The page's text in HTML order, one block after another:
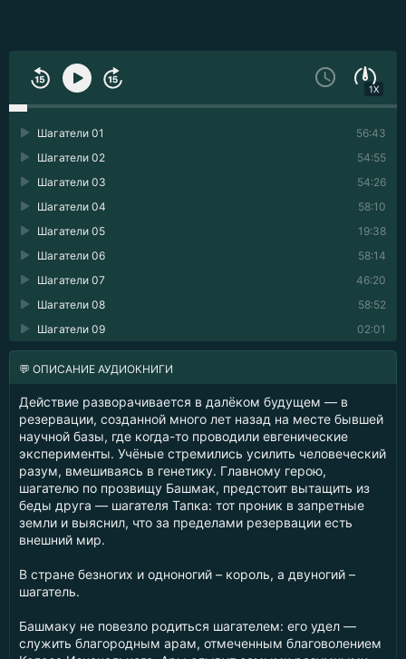
1X
56:43
Шагатели 01
54:55
Шагатели 02
54:26
Шагатели 03
58:10
Шагатели 04
19:38
Шагатели 05
58:14
Шагатели 06
46:20
Шагатели 07
58:52
Шагатели 08
02:01
Шагатели 09
💬 ОПИСАНИЕ АУДИОКНИГИ
Действие разворачивается в далёком будущем — в
резервации, созданной много лет назад на месте бывшей
научной базы, где когда-то проводили евгенические
эксперименты. Учёные стремились усилить человеческий
разум, вмешиваясь в генетику. Главному герою,
шагателю по прозвищу Башмак, предстоит вытащить из
беды друга — шагателя Тапка: тот проник в запретные
земли и выяснил, что за пределами резервации есть
внешний мир.
В стране безногих и одноногий – король, а двуногий –
шагатель.
Башмаку не повезло родиться шагателем: его удел —
служить благородным арам, отмеченным благоволением